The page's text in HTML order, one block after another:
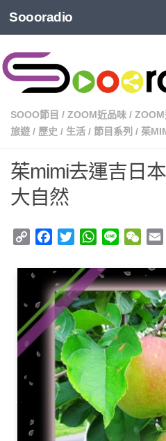
Soooradio
SOOO節目 / ZOOM近品味 /
旅遊 / 歷史 / 生活 / 節目系列 / 茱
茱mimi去運吉日
大自然
Copy
Facebook
TwitterWhatsApp
Line